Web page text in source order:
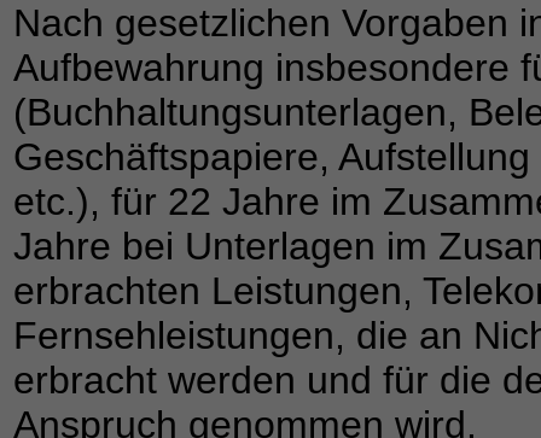
Nach gesetzlichen Vorgaben
Aufbewahrung insbesondere
(Buchhaltungsunterlagen,
Geschäftspapiere,
etc.), für 22 Jahre im
Jahre bei Unterlagen im
erbrachten Leistungen,
Fernsehleistungen, die an
erbracht werden und für die
Anspruch genommen wird.